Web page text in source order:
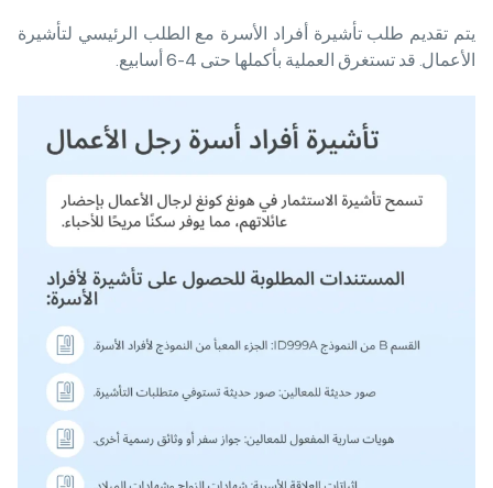
يتم تقديم طلب تأشيرة أفراد الأسرة مع الطلب الرئيسي لتأشيرة
الأعمال. قد تستغرق العملية بأكملها حتى 4-6 أسابيع.